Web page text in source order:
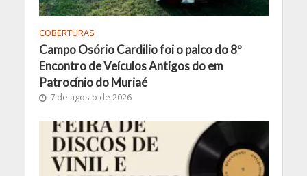
COBERTURAS
Campo Osório Cardilio foi o palco do 8º
Encontro de Veículos Antigos do em
Patrocínio do Muriaé
7 de agosto de 2026